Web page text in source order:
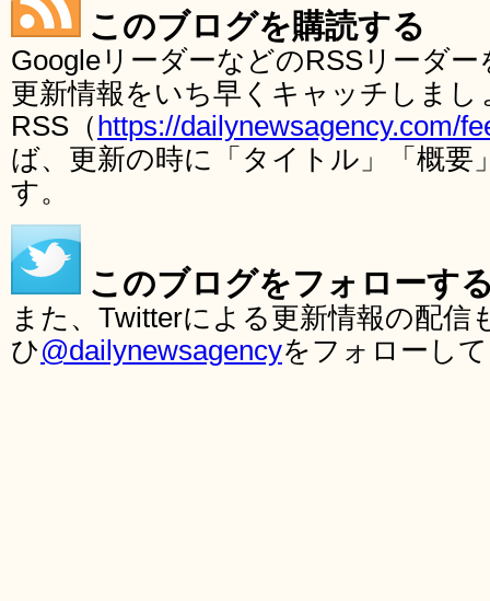
このブログを購読する
GoogleリーダーなどのRSSリーダ
更新情報をいち早くキャッチしま
RSS（ https://dailynewsagency.com/
ば、更新の時に「タイトル」「概要
す。
このブログをフォローす
また、Twitterによる更新情報の配
ひ@dailynewsagencyをフォローし